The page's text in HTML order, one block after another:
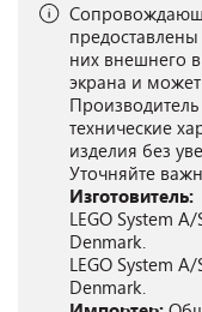
них внешнего
экрана и
технические
изделия без
Уточняйте
Изготовитель:
LEGO System
Denmark.
LEGO System
Denmark.